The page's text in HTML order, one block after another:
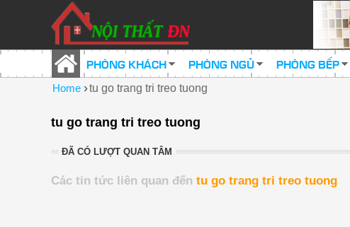
PHÒNG KHÁCH PHÒNG NGỦ PHÒNG BẾP
Home ›tu go trang tri treo tuong
tu go trang tri treo tuong
ĐÃ CÓ LƯỢT QUAN TÂM
Các tin tức liên quan đến tu go trang tri treo tuong